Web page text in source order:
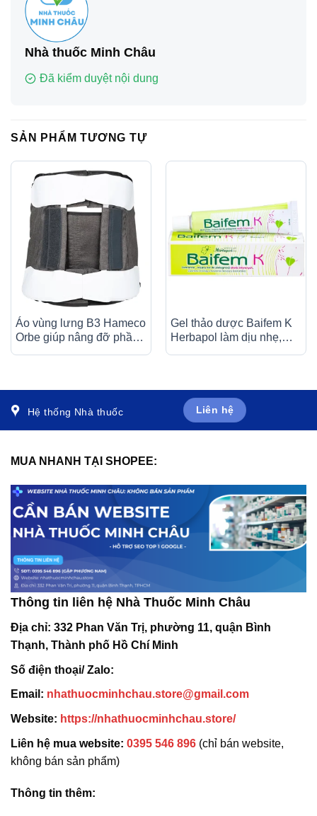
Nhà thuốc Minh Châu
Đã kiểm duyệt nội dung
SẢN PHẨM TƯƠNG TỰ
Áo vùng lưng B3 Hameco
Orbe giúp nâng đỡ phần
Gel thảo dược Baifem K
Herbapol làm dịu nhẹ,
Hệ thống Nhà thuốc Liên hệ
MUA NHANH TẠI SHOPEE:
Thông tin liên hệ Nhà Thuốc Minh Châu
Địa chỉ: 332 Phan Văn Trị, phường 11, quận Bình
Thạnh, Thành phố Hồ Chí Minh
Số điện thoại/ Zalo:
Email: nhathuocminhchau.store@gmail.com
Website: https://nhathuocminhchau.store/
Liên hệ mua website: 0395 546 896 (chỉ bán website,
không bán sản phẩm)
Thông tin thêm: